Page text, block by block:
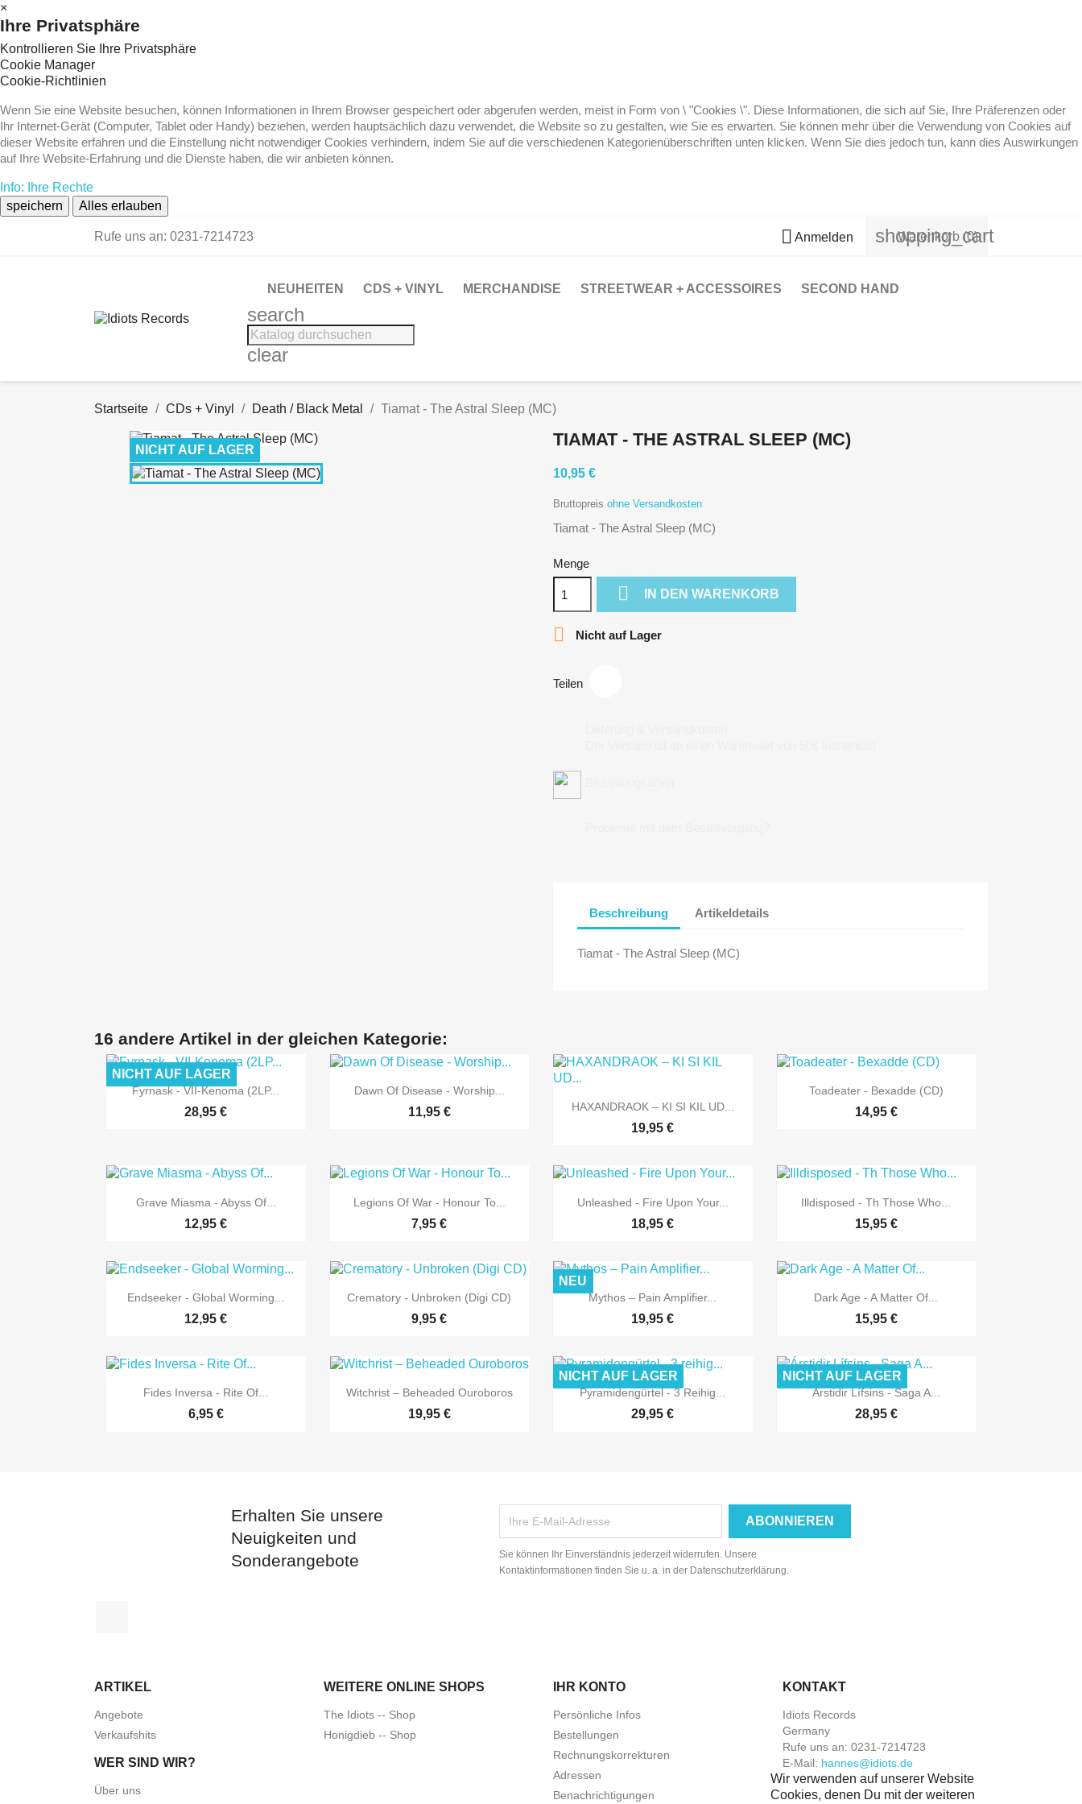
×
Ihre Privatsphäre
Kontrollieren Sie Ihre Privatsphäre
Cookie Manager
Cookie-Richtlinien
Wenn Sie eine Website besuchen, können Informationen in Ihrem Browser gespeichert oder abgerufen werden, meist in Form von \ "Cookies \". Diese Informationen, die sich auf Sie, Ihre Präferenzen oder
Ihr Internet-Gerät (Computer, Tablet oder Handy) beziehen, werden hauptsächlich dazu verwendet, die Website so zu gestalten, wie Sie es erwarten. Sie können mehr über die Verwendung von Cookies auf
dieser Website erfahren und die Einstellung nicht notwendiger Cookies verhindern, indem Sie auf die verschiedenen Kategorienüberschriften unten klicken. Wenn Sie dies jedoch tun, kann dies Auswirkungen
auf Ihre Website-Erfahrung und die Dienste haben, die wir anbieten können.
Info: Ihre Rechte
speichern
Alles erlauben
Rufe uns an: 0231-7214723  Anmelden shopping_cart
Warenkorb (0)
NEUHEITEN CDS + VINYL MERCHANDISE STREETWEAR + ACCESSOIRES SECOND HAND
search
clear
Startseite CDs + Vinyl Death / Black Metal Tiamat - The Astral Sleep (MC)
NICHT AUF LAGER
TIAMAT - THE ASTRAL SLEEP (MC)
10,95 €
Bruttopreis ohne Versandkosten
Tiamat - The Astral Sleep (MC)
Menge
 IN DEN WARENKORB
 Nicht auf Lager
Teilen
Beschreibung Artikeldetails
Tiamat - The Astral Sleep (MC)
16 andere Artikel in der gleichen Kategorie:
 Vorschau
Fyrnask - VII-Kenoma (2LP...
28,95 €
NICHT AUF LAGER
 Vorschau
Dawn Of Disease - Worship...
11,95 €  Vorschau
HAXANDRAOK – KI SI KIL UD...
19,95 €
 Vorschau
Toadeater - Bexadde (CD)
14,95 €
 Vorschau
Grave Miasma - Abyss Of...
12,95 €
 Vorschau
Legions Of War - Honour To...
7,95 €
 Vorschau
Unleashed - Fire Upon Your...
18,95 €
 Vorschau
Illdisposed - Th Those Who...
15,95 €
 Vorschau
Endseeker - Global Worming...
12,95 €
 Vorschau
Crematory - Unbroken (Digi CD)
9,95 €
 Vorschau
Mythos ‎– Pain Amplifier...
19,95 €
NEU
 Vorschau
Dark Age - A Matter Of...
15,95 €
 Vorschau
Fides Inversa - Rite Of...
6,95 €
 Vorschau
Witchrist – Beheaded Ouroboros
19,95 €
 Vorschau
Pyramidengürtel - 3 Reihig...
29,95 €
NICHT AUF LAGER
 Vorschau
Árstidir Lífsins - Saga A...
28,95 €
NICHT AUF LAGER
Erhalten Sie unsere
Neuigkeiten und
Sonderangebote
Sie können Ihr Einverständnis jederzeit widerrufen. Unsere
Kontaktinformationen finden Sie u. a. in der Datenschutzerklärung.
ARTIKEL
Angebote
Verkaufshits
WEITERE ONLINE SHOPS
The Idiots -- Shop
Honigdieb -- Shop
WER SIND WIR?
Über uns
IHR KONTO
Persönliche Infos
Bestellungen
Rechnungskorrekturen
Adressen
Benachrichtigungen
KONTAKT
Idiots Records
Germany
Rufe uns an: 0231-7214723
E-Mail: hannes@idiots.de
Wir verwenden auf unserer Website
Cookies, denen Du mit der weiteren